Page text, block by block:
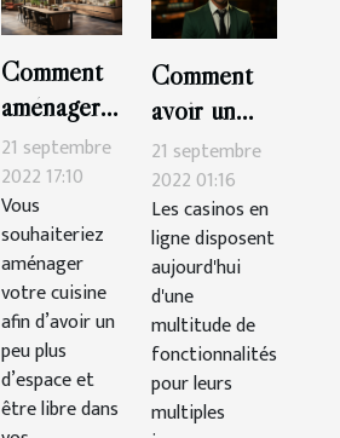
Comment
aménager
sa cuisine ?
21 septembre
2022 17:10
Vous
souhaiteriez
aménager
votre cuisine
afin d’avoir un
peu plus
d’espace et
être libre dans
Comment
avoir un
bonus sur
Cresus
Casino ?
21 septembre
2022 01:16
Les casinos en
ligne disposent
aujourd'hui
d'une
multitude de
fonctionnalités
pour leurs
multiples